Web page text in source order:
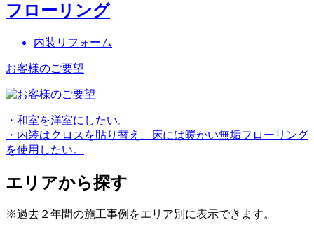
フローリング
内装リフォーム
お客様のご要望
・和室を洋室にしたい。
・内装はクロスを貼り替え、床には暖かい無垢フローリング
を使用したい。
エリアから探す
※過去２年間の施工事例をエリア別に表示できます。